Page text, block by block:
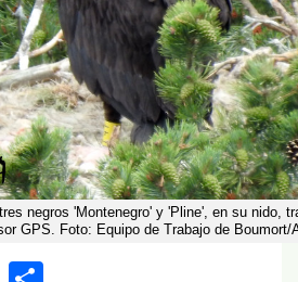
negros 'Montenegro' y 'Pline', en su nido,
GPS. Foto: Equipo de Trabajo de Boumort/